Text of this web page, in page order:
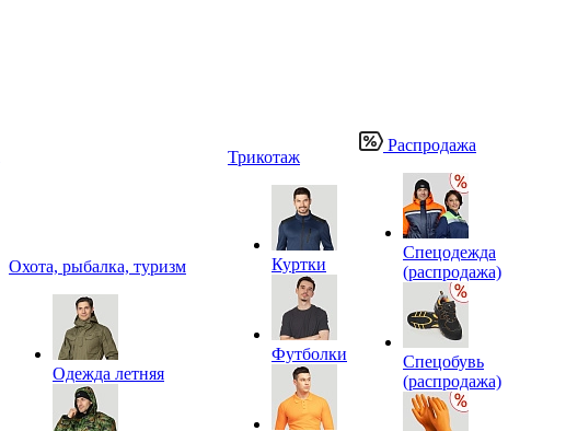
Охота, рыбалка, туризм
Одежда летняя
Трикотаж
Куртки
Футболки
Распродажа
Спецодежда
(распродажа)
Спецобувь
(распродажа)